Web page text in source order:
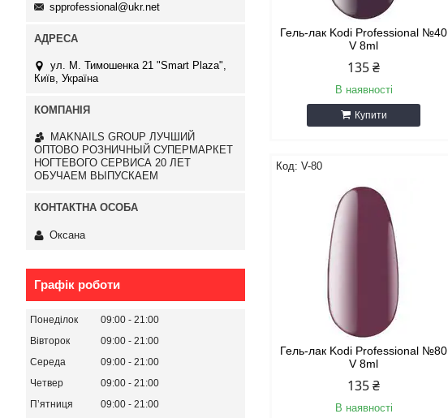
Гель-лак Kodi Professional №40
V 8ml
135 ₴
В наявності
Купити
V-80
Гель-лак Kodi Professional №80
V 8ml
135 ₴
В наявності
spprofessional@ukr.net
ул. М. Тимошенка 21 "Smart Plaza",
Київ, Україна
MAKNAILS GROUP ЛУЧШИЙ
ОПТОВО РОЗНИЧНЫЙ СУПЕРМАРКЕТ
НОГТЕВОГО СЕРВИСА 20 ЛЕТ
ОБУЧАЕМ ВЫПУСКАЕМ
Оксана
Графік роботи
Понеділок 09:00
21:00
Вівторок
09:00
21:00
Середа
09:00
21:00
Четвер
09:00
21:00
Пʼятниця
09:00
21:00